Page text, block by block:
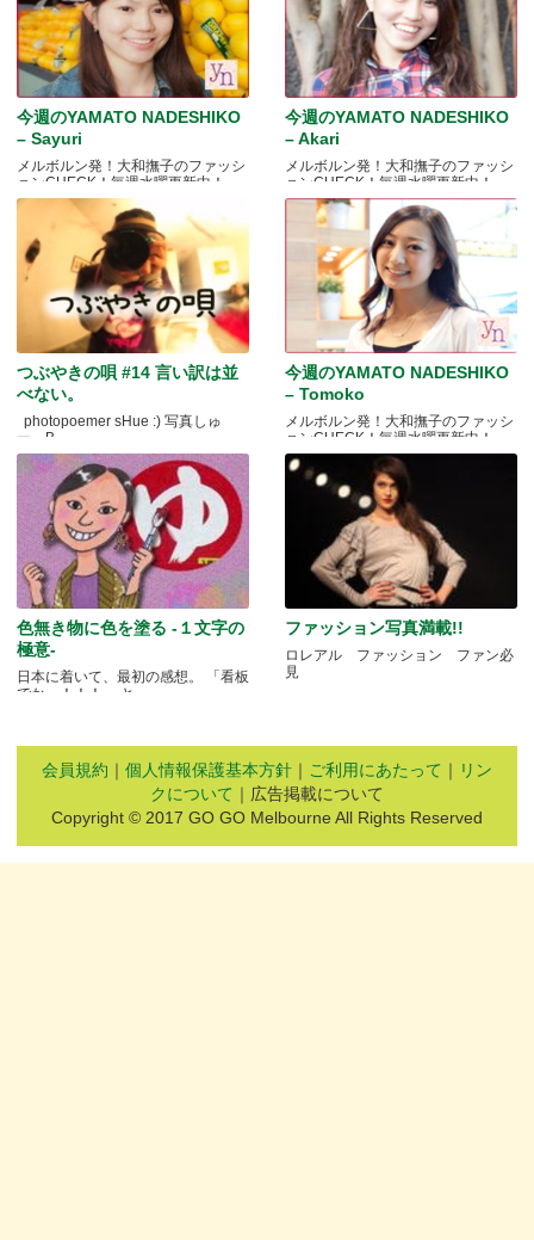
今週のYAMATO NADESHIKO
– Sayuri
メルボルン発！大和撫子のファッシ
ョンCHECK！毎週水曜更新中！
今週のYAMATO NADESHIKO
– Akari
メルボルン発！大和撫子のファッシ
ョンCHECK！毎週水曜更新中！
つぶやきの唄 #14 言い訳は並
べない。
photopoemer sHue :) 写真しゅ
ー。B.....
今週のYAMATO NADESHIKO
– Tomoko
メルボルン発！大和撫子のファッシ
ョンCHECK！毎週水曜更新中！
色無き物に色を塗る -１文字の
極意-
日本に着いて、最初の感想。 「看板
でかっ！！！」 と.....
ファッション写真満載!!
ロレアル ファッション ファン必
見
会員規約 ｜ 個人情報保護基本方針 ｜ ご利用にあたって ｜ リン
クについて ｜広告掲載について
Copyright © 2017 GO GO Melbourne All Rights Reserved